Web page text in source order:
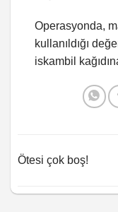
Operasyonda,
kullanıldığı
iskambil
Ötesi çok boş!